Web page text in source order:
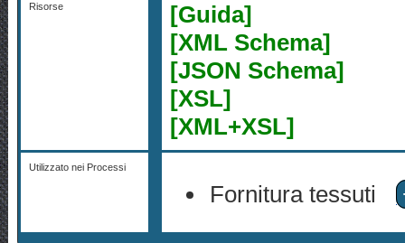
Risorse
[Guida]
[XML Schema]
[JSON Schema]
[XSL]
[XML+XSL]
Utilizzato nei Processi
Fornitura tessuti